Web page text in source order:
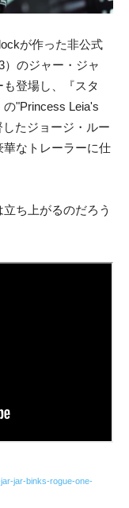
が作った非公式
のジャー・ジャ
登場し、『スタ
"Princess Leia's
たジョージ・ルー
なトレーラーに仕
ち上がるのだろう
jar-binks-rogue-one-